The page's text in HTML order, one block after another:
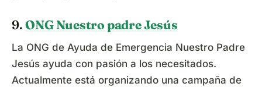
9.ONG Nuestro padre Jesús
La ONG de Ayuda de Emergencia Nuestro Padre
Jesús ayuda con pasión a los necesitados.
Actualmente está organizando una campaña de